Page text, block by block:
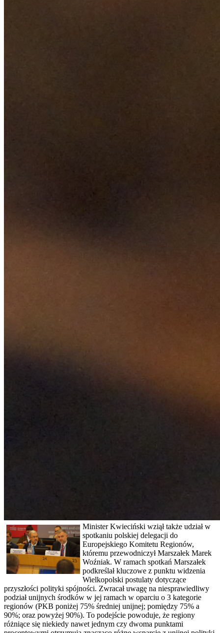
Minister Kwieciński wziął także udział w
spotkaniu polskiej delegacji do
Europejskiego Komitetu Regionów,
któremu przewodniczył Marszałek Marek
Woźniak. W ramach spotkań Marszałek
podkreślał kluczowe z punktu widzenia
Wielkopolski postulaty dotyczące
przyszłości polityki spójności. Zwracał uwagę na niesprawiedliwy
podział unijnych środków w jej ramach w oparciu o 3 kategorie
regionów (PKB poniżej 75% średniej unijnej; pomiędzy 75% a
90%; oraz powyżej 90%). To podejście powoduje, że regiony
różniące się niekiedy nawet jednym czy dwoma punktami